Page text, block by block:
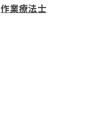
作業療法士